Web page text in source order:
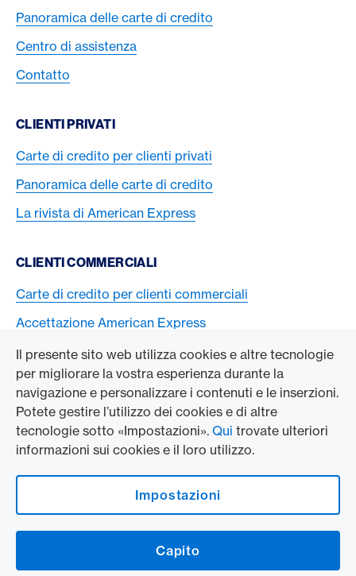
Il presente sito web utilizza cookies e altre tecnologie
per migliorare la vostra esperienza durante la
navigazione e personalizzare i contenuti e le inserzioni.
Potete gestire l’utilizzo dei cookies e di altre
tecnologie sotto «Impostazioni». Qui trovate ulteriori
informazioni sui cookies e il loro utilizzo.
Impostazioni
Capito
Panoramica delle carte di credito
Centro di assistenza
Contatto
CLIENTI PRIVATI
Carte di credito per clienti privati
Panoramica delle carte di credito
La rivista di American Express
CLIENTI COMMERCIALI
Carte di credito per clienti commerciali
Accettazione American Express
L’AZIENDA
Swisscard AECS GmbH
American Express Globale
Contact & Social channels
American Express on Facebook
American Express Switzerland on Instagram
American Express Cards, issued by Swisscard AECS GmbH, Neugasse 18, 8810 Horgen |
Condizioni e note legali|Protezione dei dati|Impostazioni dei cookie